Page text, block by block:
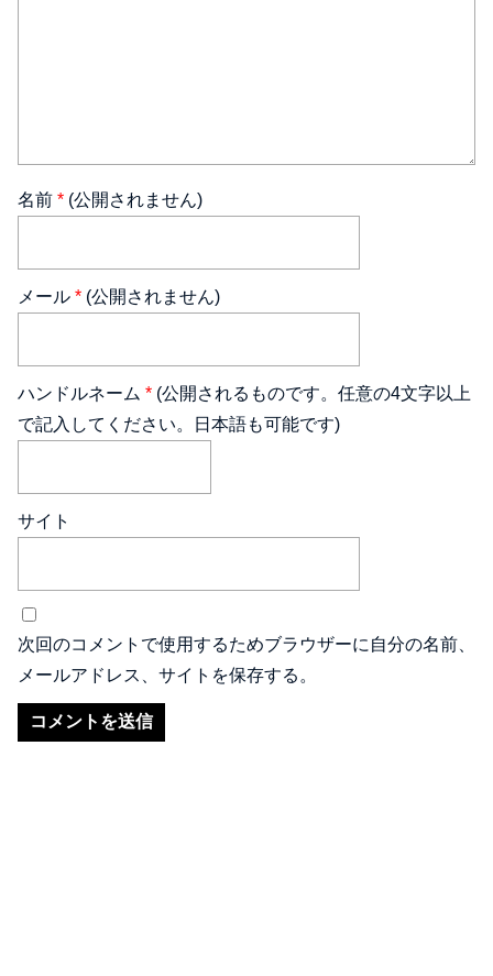
名前 * (公開されません)
メール * (公開されません)
ハンドルネーム * (公開されるものです。任意の4文字以上
で記入してください。日本語も可能です)
サイト
次回のコメントで使用するためブラウザーに自分の名前、
メールアドレス、サイトを保存する。